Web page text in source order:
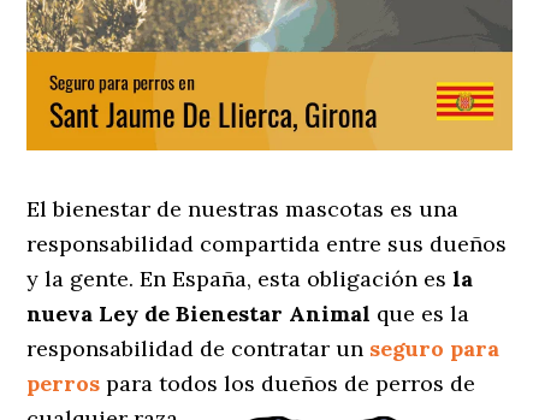
El bienestar de nuestras mascotas es una
responsabilidad compartida entre sus dueños
y la gente. En España, esta obligación esla
nueva Ley de Bienestar Animal que es la
responsabilidad de contratar un seguro para
perros para todos los dueños de perros de